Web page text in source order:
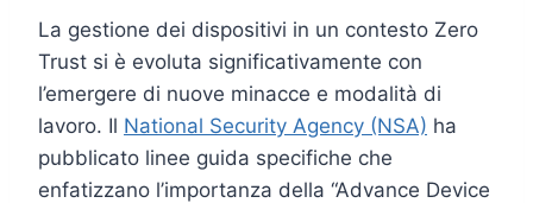
La gestione dei dispositivi in un contesto Zero
Trust si è evoluta significativamente con
l’emergere di nuove minacce e modalità di
lavoro. Il National Security Agency (NSA) ha
pubblicato linee guida specifiche che
enfatizzano l’importanza della “Advance Device